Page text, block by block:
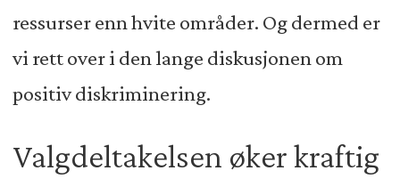
ressurser enn hvite områder. Og dermed er
vi rett over i den lange diskusjonen om
positiv diskriminering.
Valgdeltakelsen øker kraftig